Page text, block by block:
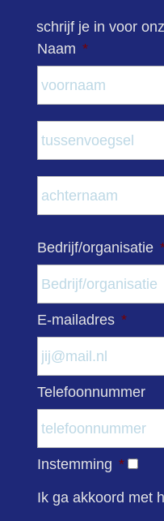
schrijf je in voor
Naam *
Bedrijf/organisatie
E-mailadres *
Telefoonnummer
Instemming *
Ik ga akkoord met